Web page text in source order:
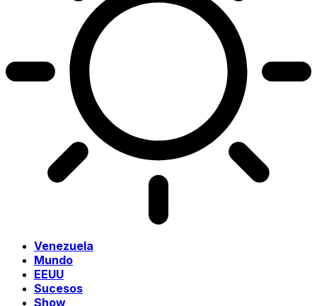
Venezuela
Mundo
EEUU
Sucesos
Show